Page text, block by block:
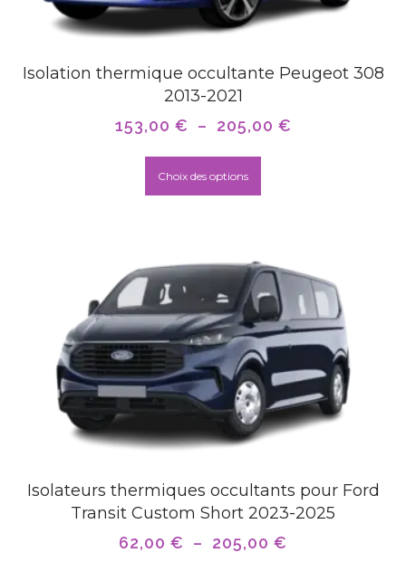
Isolation thermique occultante Peugeot 308
2013-2021
153,00 € – 205,00 €
Choix des options
Isolateurs thermiques occultants pour Ford
Transit Custom Short 2023-2025
62,00 € – 205,00 €